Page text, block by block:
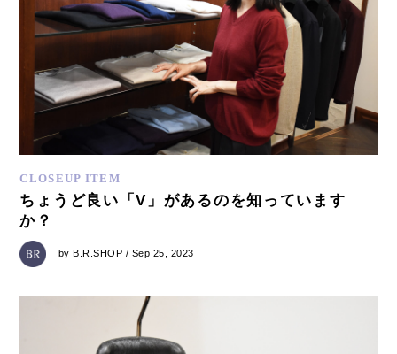
CLOSEUP ITEM
ちょうど良い「V」があるのを知っています
か？
by B.R.SHOP / Sep 25, 2023